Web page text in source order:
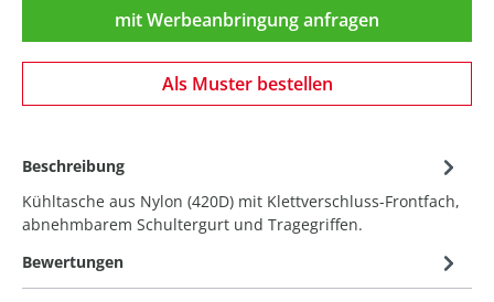
mit Werbeanbringung anfragen
Als Muster bestellen
Beschreibung
Kühltasche aus Nylon (420D) mit Klettverschluss-Frontfach,
abnehmbarem Schultergurt und Tragegriffen.
Bewertungen